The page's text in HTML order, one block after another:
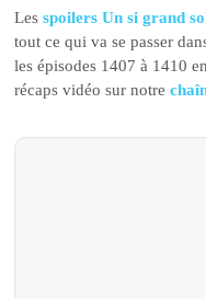
Lesspoilers Un si grand
tout ce qui va se passer
les épisodes 1407 à 1410
récaps vidéo sur notre